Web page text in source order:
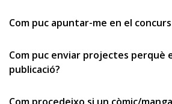
Com puc apuntar-me en el
Com puc enviar projectes perquè
publicació?